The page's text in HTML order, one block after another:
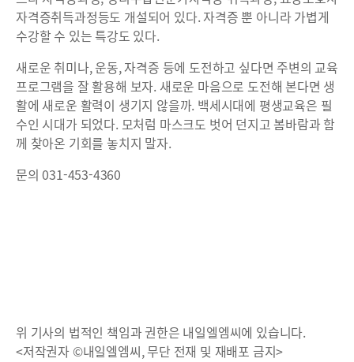
자격증취득과정등도 개설되어 있다. 자격증 뿐 아니라 가볍게
수강할 수 있는 특강도 있다.
새로운 취미나, 운동, 자격증 등에 도전하고 싶다면 주변의 교육
프로그램을 잘 활용해 보자. 새로운 마음으로 도전해 본다면 생
활에 새로운 활력이 생기지 않을까. 백세시대에 평생교육은 필
수인 시대가 되었다. 모처럼 마스크도 벗어 던지고 봄바람과 함
께 찾아온 기회를 놓치지 말자.
문의 031-453-4360
위 기사의 법적인 책임과 권한은 내일엘엠씨에 있습니다.
<저작권자 ©내일엘엠씨, 무단 전재 및 재배포 금지>